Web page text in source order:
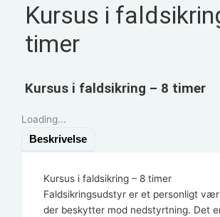
Kursus i
timer
Kursus i faldsikring – 8 timer
Loading...
Beskrivelse
Kursus i faldsikring – 8 timer
Faldsikringsudstyr er et personligt
der beskytter mod nedstyrtning. Det